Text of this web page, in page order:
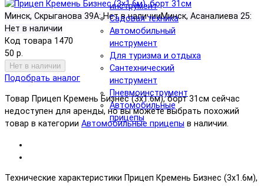
инструмент
Садовая техника
Автомобильный
инструмент
Для туризма и отдыха
Сантехнический
инструмент
Пневмоинструмент
Автомобильные
прицепы
Минск, Скрыганова 39А: Нет в наличииМинск, Асаналиева 25:
Нет в наличии
Код товара 1470
50 р.
Нет в наличии
Подобрать аналог
Товар Прицеп Кремень Бизнес (3х1.6м), борт 31см сейчас
недоступен для аренды, но вы можете выбрать похожий
товар в категории Автомобильные прицепы в наличии.
Технические характеристики Прицеп Кремень Бизнес (3х1.6м),